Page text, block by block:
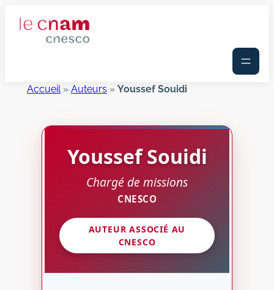
Accueil» Auteurs» Youssef Souidi
Youssef Souidi
Chargé de missions
CNESCO
AUTEUR ASSOCIÉ AU
CNESCO